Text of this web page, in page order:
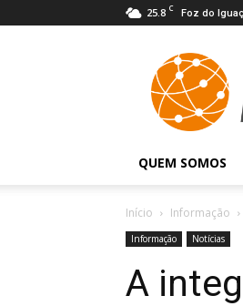
25.8 C Foz do
IDESF
QUEM SOMOS
Início Informação
Informação Notícias
A